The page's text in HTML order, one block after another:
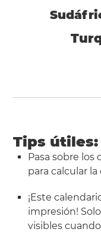
Tips útiles:
Pasa sobre los
para calcular
¡Este
impresión!
visibles